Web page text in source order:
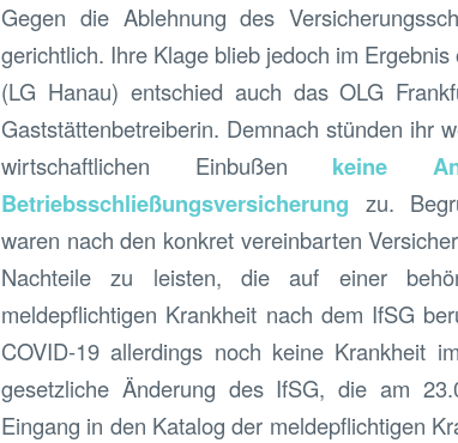
Gegen die Ablehnung des
gerichtlich. Ihre Klage blieb jedoch im
(LG Hanau) entschied auch das OLG
Gaststättenbetreiberin. Demnach stünden ihr
wirtschaftlichen Einbußen keine
Betriebsschließungsversicherung zu.
waren nach den konkret vereinbarten
Nachteile zu leisten, die auf einer
meldepflichtigen Krankheit nach dem IfSG
COVID-19 allerdings noch keine
gesetzliche Änderung des IfSG, die am
Eingang in den Katalog der meldepflichtigen